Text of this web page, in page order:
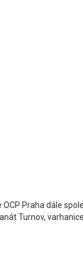
Praha dále
Turnov,